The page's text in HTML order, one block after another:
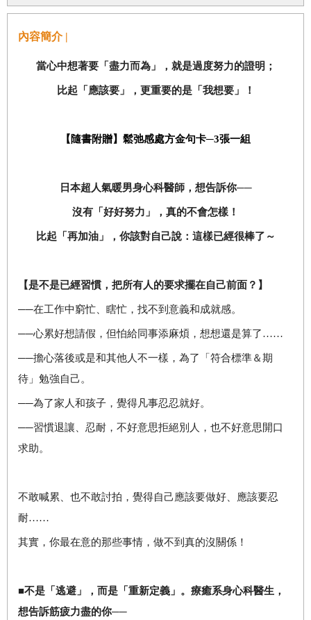
內容簡介 |
當心中想著要「盡力而為」，就是過度努力的證明；
比起「應該要」，更重要的是「我想要」！
【隨書附贈】鬆弛感處方金句卡─3張一組
日本超人氣暖男身心科醫師，想告訴你──
沒有「好好努力」，真的不會怎樣！
比起「再加油」，你該對自己說：這樣已經很棒了～
【是不是已經習慣，把所有人的要求擺在自己前面？】
──在工作中窮忙、瞎忙，找不到意義和成就感。
──心累好想請假，但怕給同事添麻煩，想想還是算了……
──擔心落後或是和其他人不一樣，為了「符合標準＆期
待」勉強自己。
──為了家人和孩子，覺得凡事忍忍就好。
──習慣退讓、忍耐，不好意思拒絕別人，也不好意思開口
求助。
不敢喊累、也不敢討拍，覺得自己應該要做好、應該要忍
耐……
其實，你最在意的那些事情，做不到真的沒關係！
■不是「逃避」，而是「重新定義」。療癒系身心科醫生，
想告訴筋疲力盡的你──